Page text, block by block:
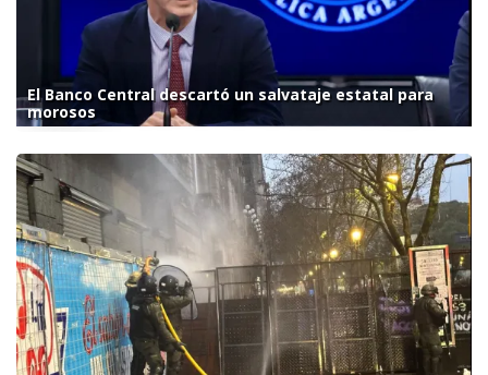
El Banco Central descartó un salvataje estatal para
morosos